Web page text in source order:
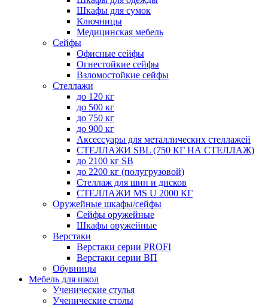
Шкафы для сумок
Ключницы
Медицинская мебель
Сейфы
Офисные сейфы
Огнестойкие сейфы
Взломостойкие сейфы
Стеллажи
до 120 кг
до 500 кг
до 750 кг
до 900 кг
Аксессуары для металлических стеллажей
СТЕЛЛАЖИ SBL (750 КГ НА СТЕЛЛАЖ)
до 2100 кг SB
до 2200 кг (полугрузовой)
Стеллаж для шин и дисков
СТЕЛЛАЖИ MS U 2000 КГ
Оружейные шкафы/сейфы
Сейфы оружейные
Шкафы оружейные
Верстаки
Верстаки серии PROFI
Верстаки серии ВП
Обувницы
Мебель для школ
Ученические стулья
Ученические столы